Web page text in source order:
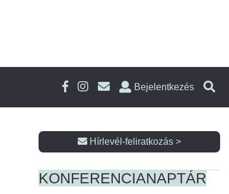
Bejelentkezés
Hírlevél-feliratkozás >
KONFERENCIANAPTÁR